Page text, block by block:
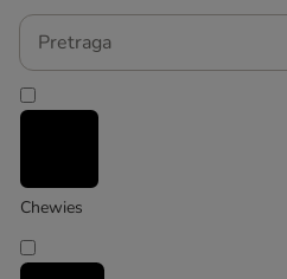
Chuckit!
Od neoprena i najlona
Za donošenje i bacanje
Sve igračke
Košare i povodci za bicikl
Pretraga
Chewies